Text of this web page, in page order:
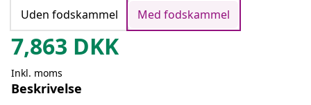
Uden fodskammel
Med fodskammel
7,863 DKK
Inkl. moms
Beskrivelse